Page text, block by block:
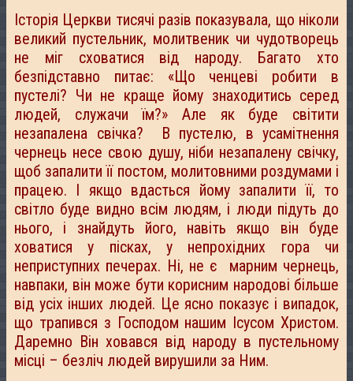
Історія Церкви тисячі разів показувала, що ніколи
великий пустельник, молитвеник чи чудотворець
не міг сховатися від народу. Багато хто
безпідставно питає: «Що ченцеві робити в
пустелі? Чи не краще йому знаходитись серед
людей, служачи їм?» Але як буде світити
незапалена свічка? В пустелю, в усамітнення
чернець несе свою душу, ніби незапалену свічку,
щоб запалити її постом, молитовними роздумами і
працею. І якщо вдасться йому запалити її, то
світло буде видно всім людям, і люди підуть до
нього, і знайдуть його, навіть якщо він буде
ховатися у пісках, у непрохідних гора чи
неприступних печерах. Ні, не є марним чернець,
навпаки, він може бути корисним народові більше
від усіх інших людей. Це ясно показує і випадок,
що трапився з Господом нашим Ісусом Христом.
Даремно Він ховався від народу в пустельному
місці – безліч людей вирушили за Ним.